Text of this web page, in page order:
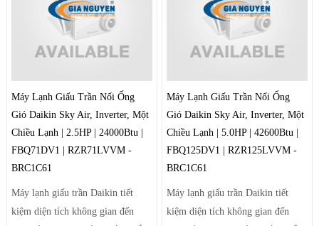
góc phòng xa nhất.
Máy Lạnh Giấu Trần Nối Ống
Gió Daikin Sky Air, Inverter, Một
Chiều Lạnh | 2.5HP | 24000Btu |
FBQ71DV1 | RZR71LVVM -
BRC1C61
Máy lạnh giấu trần Daikin tiết
kiệm diện tích không gian đến
Máy Lạnh Giấu Trần Nối Ống
Gió Daikin Sky Air, Inverter, Một
Chiều Lạnh | 5.0HP | 42600Btu |
FBQ125DV1 | RZR125LVVM -
BRC1C61
Máy lạnh giấu trần Daikin tiết
kiệm diện tích không gian đến